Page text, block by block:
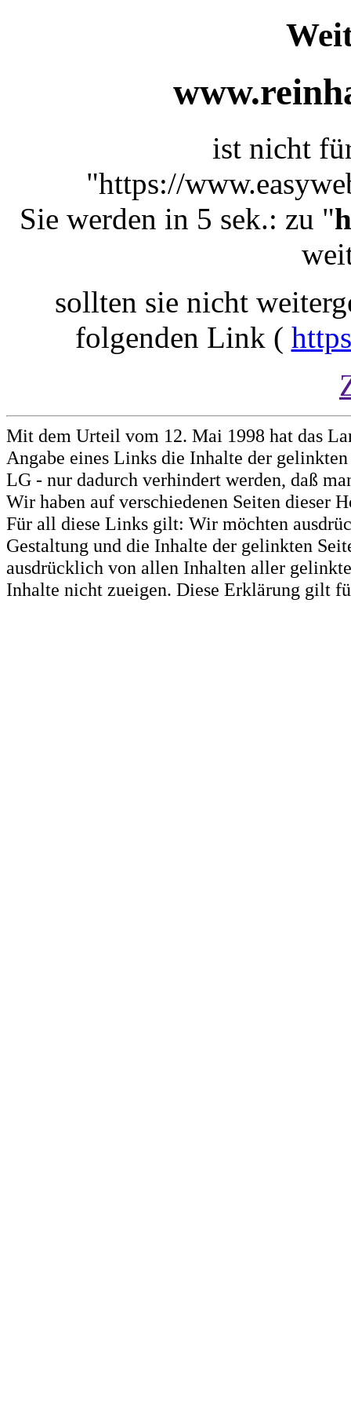
ist nicht
"https://
Sie werden in 5 sek.: zu "
sollten sie nicht
folgenden Link (
Mit dem Urteil vom 12. Mai 1998 hat das
Angabe eines Links die Inhalte der
LG - nur dadurch verhindert werden, daß
Wir haben auf verschiedenen Seiten dieser
Für all diese Links gilt: Wir möchten
Gestaltung und die Inhalte der gelinkten
ausdrücklich von allen Inhalten aller
Inhalte nicht zueigen. Diese Erklärung gilt